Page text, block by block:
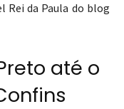
Rei da Paula do blog
até o